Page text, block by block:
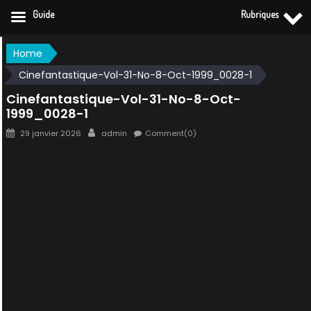
Skip
to
content
Home
Cinefantastique-Vol-31-No-8-Oct-1999_0028-1
Cinefantastique-Vol-31-No-8-Oct-
1999_0028-1
Posted
29 janvier 2026 Author
admin Comment(0)
Guide Rubriques